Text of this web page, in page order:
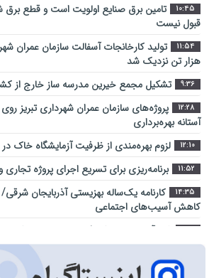
10:45
تامین برق صنایع اولویت است و قطع
قبول نیست
11:54
هزار تن نزدیک شد
9:36 تشکیل مجمع خیرین مدرسه ‌ساز خارج از
12:28
پروژه‌های سازمان عمران شهرداری تبریز
آستانه بهره‌برداری
12:10 لزوم بهره‌مندی از ظرفیت آزمایشگاه خاک
11:52 برنامه‌ریزی برای تسریع اجرای پروژه
14:35
کارنامه یک‌ساله بهزیستی آذربایجان
کاهش آسیب‌های اجتماعی
9:23 شهر آینده؛ جایی که فناوری در خدمت
اراضی راه آهن در محدوده منطقه آزاد